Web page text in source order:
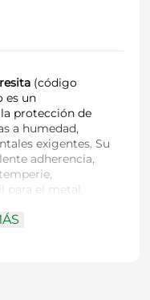
(código
es un
protección de
a humedad,
exigentes. Su
adherencia,
para el metal.